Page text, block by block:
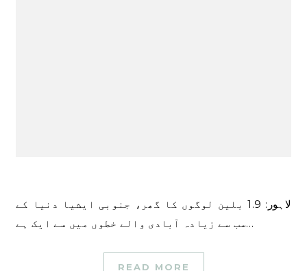
لاہور: 1.9 بلین لوگوں کا گھر، جنوبی ایشیا دنیا کے
سب سے زیادہ آبادی والے خطوں میں سے ایک ہے…
READ MORE